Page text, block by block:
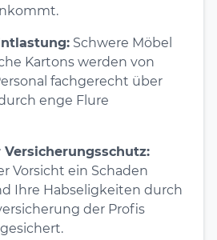
Schwere Möbel
Kartons werden von
fachgerecht über
enge Flure
Versicherungsschutz:
Vorsicht ein Schaden
Ihre Habseligkeiten durch
der Profis